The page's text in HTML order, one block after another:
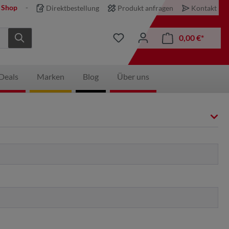
Direktbestellung Produkt anfragen Kontakt
0,00 €*
Marken Blog Über uns